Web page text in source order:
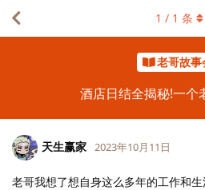
老哥故事
酒店日结全揭秘!一个
1 / 1 条
天生赢家 2023年10月11日
老哥我想了想自身这么多年的工作和